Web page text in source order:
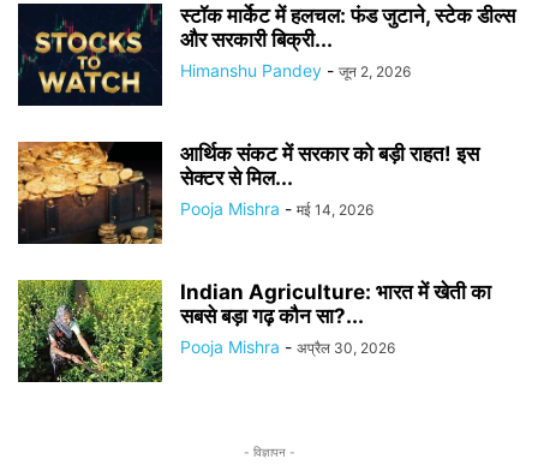
स्टॉक मार्केट में हलचल: फंड जुटाने, स्टेक डील्स
और सरकारी बिक्री...
Himanshu Pandey - जून 2, 2026
आर्थिक संकट में सरकार को बड़ी राहत! इस
सेक्टर से मिल...
Pooja Mishra - मई 14, 2026
Indian Agriculture: भारत में खेती का
सबसे बड़ा गढ़ कौन सा?...
Pooja Mishra - अप्रैल 30, 2026
- विज्ञापन -